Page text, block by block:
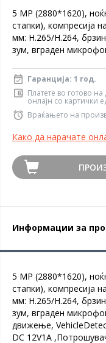
5 MP (2880*1620),
стапки), компресија
мм: H.265/H.264,
зум, вграден
Гаранција: 1 год.
Платете во готово
онлајн со картички
Враќањето на
Како да нарачате
Информации за
5 MP (2880*1620),
стапки), компресија
мм: H.265/H.264,
зум, вграден
движење,
DC 12V1A